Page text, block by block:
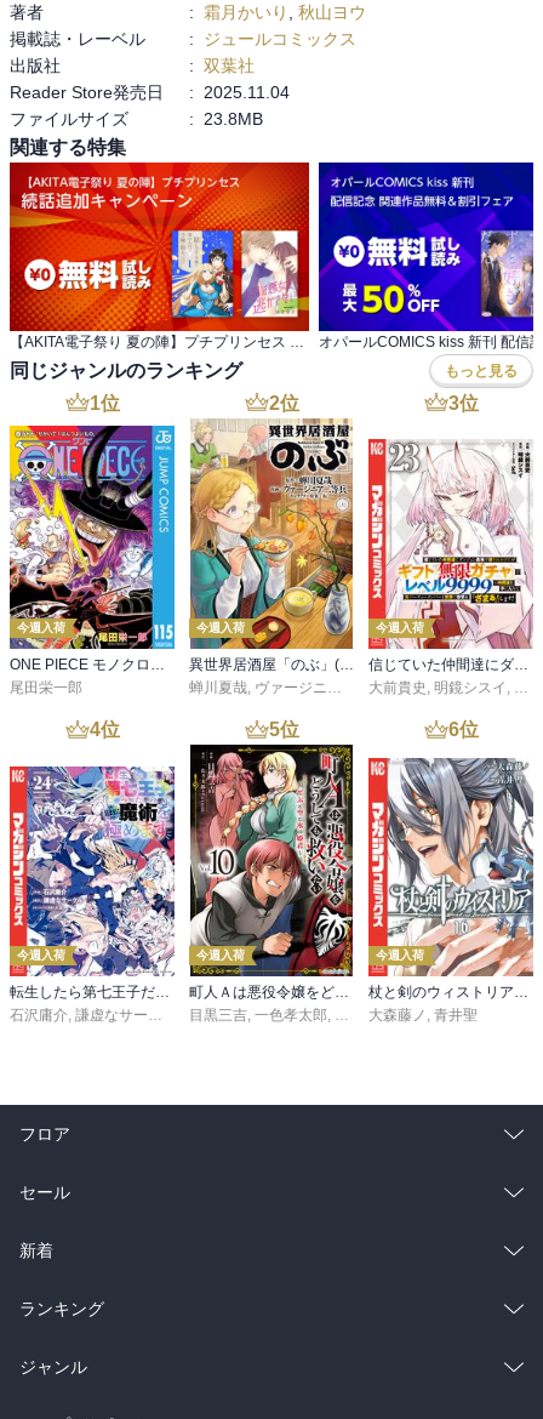
著者
: 霜月かいり
秋山ヨウ
掲載誌・レーベル
:
ジュールコミックス
出版社
: 双葉社
Reader Store発売日
:
2025.11.04
ファイルサイズ
: 23.8MB
関連する特集
【AKITA電子祭り 夏の陣】プチプリンセス 続話追加キャンペーン
同じジャンルのランキング もっと見る
1位
今週入荷
ONE PIECE モノクロ版 115
尾田栄一郎
2位
今週入荷
異世界居酒屋「のぶ」(22)
蝉川夏哉, ヴァージニア二等兵 ,転
3位
今週入荷
信じていた仲間達にダンジョン奥地で殺されかけたがギフト『無限ガチャ』でレベル９９９９の仲間達を手に入れて元パーティーメンバーと世界に復讐＆『ざまぁ！』します！（２３）
大前貴史 , 明鏡シスイ , ｔ
4位
今週入荷
石沢庸介 謙虚なサークル メル。
5位
今週入荷
目黒三吉 一色孝太郎 Parum
6位
今週入荷
大森藤ノ 青井聖
フロア
総合
ラノベ
雑誌・グラビア
BL・TL
セール
総合
ラノベ
雑誌・グラビア
新着
総合
ラノベ
ランキング
総合
ジャンル